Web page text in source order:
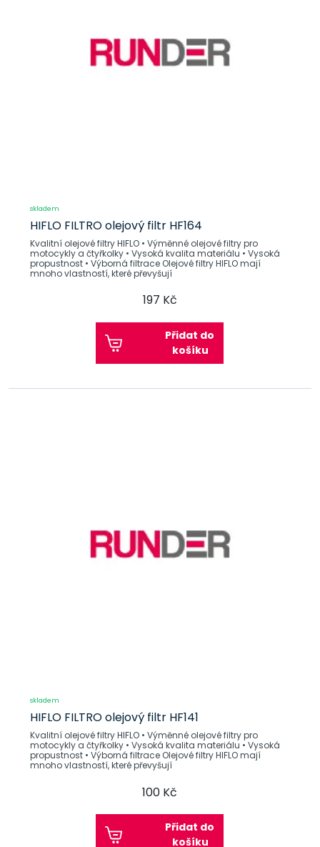
skladem
HIFLO FILTRO olejový filtr HF164
Kvalitní olejové filtry HIFLO • Výměnné olejové filtry pro
motocykly a čtyřkolky • Vysoká kvalita materiálu • Vysoká
propustnost • Výborná filtrace Olejové filtry HIFLO mají
mnoho vlastností, které převyšují
197 Kč
Přidat do
košíku
skladem
HIFLO FILTRO olejový filtr HF141
Kvalitní olejové filtry HIFLO • Výměnné olejové filtry pro
motocykly a čtyřkolky • Vysoká kvalita materiálu • Vysoká
propustnost • Výborná filtrace Olejové filtry HIFLO mají
mnoho vlastností, které převyšují
100 Kč
Přidat do
košíku